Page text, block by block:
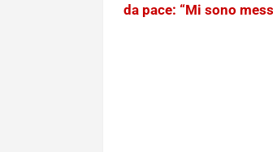
da pace: “Mi sono